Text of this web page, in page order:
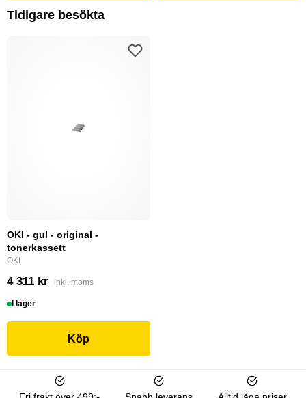
Tidigare besökta
OKI - gul - original -
tonerkassett
OKI
4 311 kr inkl. moms
I lager
Köp